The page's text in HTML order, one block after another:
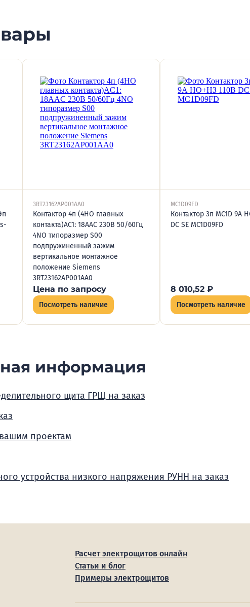
3RT23162AP001AA0
Контактор 4п (4НО главных
контакта)AC1: 18АAC 230В 50/60Гц
4NO типоразмер S00
подпружиненный зажим
вертикальное монтажное
положение Siemens
3RT23162AP001AA0
Цена по запросу
Посмотреть наличие
MC1D09FD
Контактор 3п MC1D 9А
DC SE MC1D09FD
8 010,52 ₽
Посмотреть наличие
информация
щита ГРЩ на заказ
проектам
устройства низкого напряжения РУНН на заказ
Расчет электрощитов онлайн
Статьи и блог
Примеры электрощитов